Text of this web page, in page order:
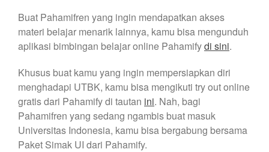
Buat Pahamifren yang ingin mendapatkan akses
materi belajar menarik lainnya, kamu bisa mengunduh
aplikasi bimbingan belajar online Pahamifydi sini.
Khusus buat kamu yang ingin mempersiapkan diri
menghadapi UTBK, kamu bisa mengikuti try out online
gratis dari Pahamify di tautan ini. Nah, bagi
Pahamifren yang sedang ngambis buat masuk
Universitas Indonesia, kamu bisa bergabung bersama
Paket Simak UI dari Pahamify.